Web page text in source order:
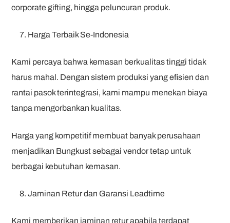
corporate gifting, hingga peluncuran produk.
Harga Terbaik Se-Indonesia
Kami percaya bahwa kemasan berkualitas tinggi tidak
harus mahal. Dengan sistem produksi yang efisien dan
rantai pasok terintegrasi, kami mampu menekan biaya
tanpa mengorbankan kualitas.
Harga yang kompetitif membuat banyak perusahaan
menjadikan Bungkust sebagai vendor tetap untuk
berbagai kebutuhan kemasan.
Jaminan Retur dan Garansi Leadtime
Kami memberikan jaminan retur apabila terdapat